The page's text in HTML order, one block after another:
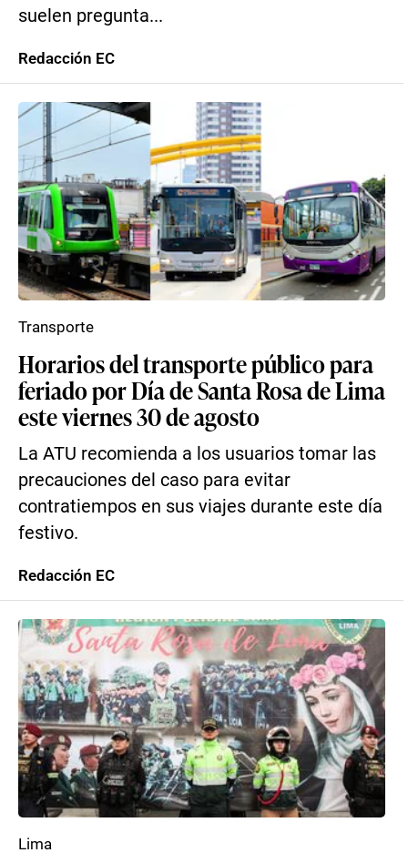
suelen pregunta...
Redacción EC
Horarios del transporte público para
feriado por Día de Santa Rosa de Lima
este viernes 30 de agosto
La ATU recomienda a los usuarios tomar las
precauciones del caso para evitar
contratiempos en sus viajes durante este día
festivo.
Transporte
Redacción EC
Lima